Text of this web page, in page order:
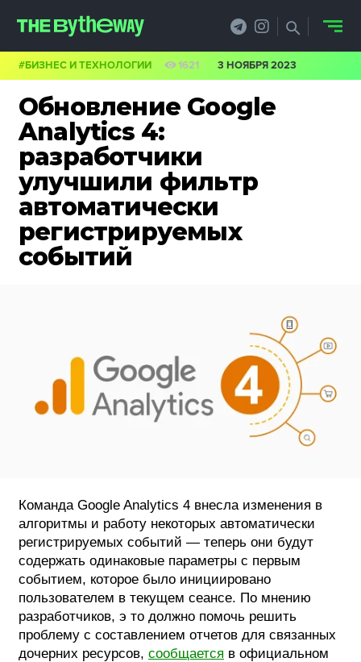
Обновление Google
Analytics 4:
разработчики
улучшили фильтр
автоматически
регистрируемых
событий
#БИЗНЕС И ТЕХНОЛОГИИ 1621 3 НОЯБРЯ 2023
Команда Google Analytics 4 внесла изменения в
алгоритмы и работу некоторых автоматически
регистрируемых событий — теперь они будут
содержать одинаковые параметры с первым
событием, которое было инициировано
пользователем в текущем сеансе. По мнению
разработчиков, э то должно помочь решить
проблему с составлением отчетов для связанных
дочерних ресурсов, сообщается в официальном
PRO.ОБЗОР
КЕЙСЫ
ФИЛОСОФИЯ
КРЕАТИВА
ФОТОГРАФИЯ
ТИПОГРАФИКА
О ПРОЕКТЕ
РЕКЛАМА
КОНТАКТЫ